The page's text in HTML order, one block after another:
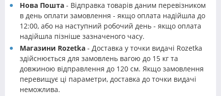
Нова Пошта - Відправка товарів даним перевізником
в день оплати замовлення - якщо оплата надійшла до
12:00, або на наступний робочий день - якщо оплата
надійшла пізніше зазначеного часу.
Магазини Rozetka - Доставка у точки видачі Rozetka
здійснюється для замовлень вагою до 15 кг та
довжиною відправлення до 120 см. Якщо замовлення
перевищує ці параметри, доставка до точки видачі
неможлива.